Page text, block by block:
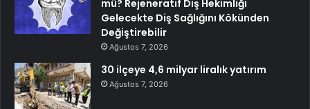
mü? Rejeneratif Diş Hekimliği
Gelecekte Diş Sağlığını Kökünden
Değiştirebilir
Ağustos 7, 2026
30 ilçeye 4,6 milyar liralık yatırım
Ağustos 7, 2026